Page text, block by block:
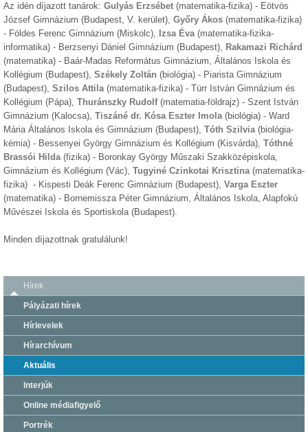
Az idén díjazott tanárok: Gulyás Erzsébet (matematika-fizika) - Eötvös
József Gimnázium (Budapest, V. kerület), Győry Ákos (matematika-fizika)
- Földes Ferenc Gimnázium (Miskolc), Izsa Éva(matematika-fizika-
informatika) - Berzsenyi Dániel Gimnázium (Budapest), Rakamazi Richárd
(matematika) - Baár-Madas Református Gimnázium, Általános Iskola és
Kollégium (Budapest), Székely Zoltán (biológia) - Piarista Gimnázium
(Budapest), Szilos Attila (matematika-fizika) - Türr István Gimnázium és
Kollégium (Pápa), Thuránszky Rudolf (matematia-földrajz) - Szent István
Gimnázium (Kalocsa), Tiszáné dr. Kósa Eszter Imola(biológia) - Ward
Mária Általános Iskola és Gimnázium (Budapest), Tóth Szilvia (biológia-
kémia) - Bessenyei György Gimnázium és Kollégium (Kisvárda), Tóthné
Brassói Hilda(fizika) - Boronkay György Műszaki Szakközépiskola,
Gimnázium és Kollégium (Vác), Tugyiné Czinkotai Krisztina (matematika-
fizika) - Kispesti Deák Ferenc Gimnázium (Budapest), Varga Eszter
(matematika) - Bornemissza Péter Gimnázium, Általános Iskola, Alapfokú
Művészei Iskola és Sportiskola (Budapest).
Minden díjazottnak gratulálunk!
Hírek
Pályázati hírek
Hírlevelek
Hírarchívum
Aktuális
Interjúk
Online médiafigyelő
Portrék